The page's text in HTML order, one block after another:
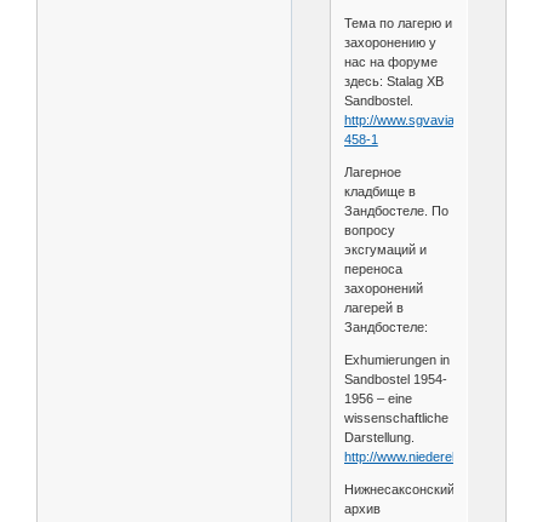
Тема по лагерю и
захоронению у
нас на форуме
здесь: Stalag XB
Sandbostel.
http://www.sgvavia.ru/forum/818-
458-1
Лагерное
кладбище в
Зандбостеле. По
вопросу
эксгумаций и
переноса
захоронений
лагерей в
Зандбостеле:
Exhumierungen in
Sandbostel 1954-
1956 – eine
wissenschaftliche
Darstellung.
http://www.niederelbe.de/
Нижнесаксонский
архив